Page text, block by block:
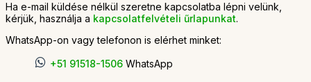
Ha e-mail küldése nélkül szeretne kapcsolatba lépni velünk,
kérjük, használja a kapcsolatfelvételi űrlapunkat.
WhatsApp-on vagy telefonon is elérhet minket:
+51 91518-1506 WhatsApp